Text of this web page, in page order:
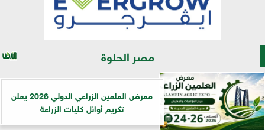
مصر الحلوة
معرض العلمين الزراعي الدولي 2026 يعلن
تكريم أوائل كليات الزراعة